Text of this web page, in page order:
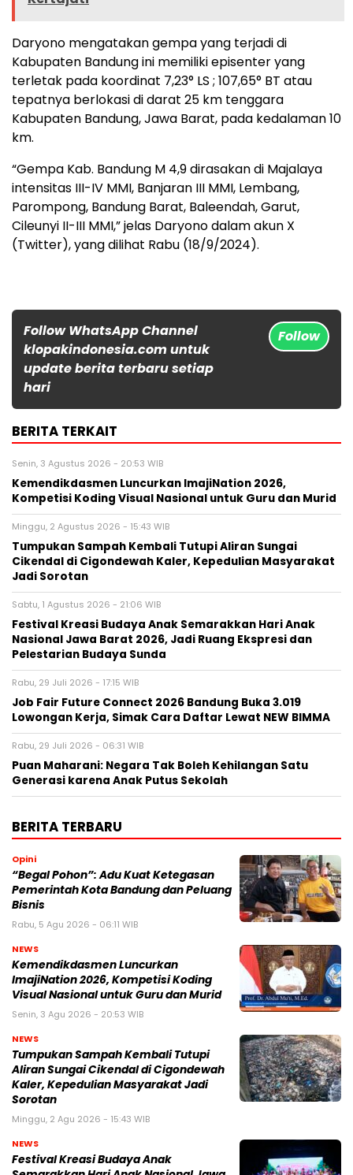
Daryono mengatakan gempa yang terjadi di
Kabupaten Bandung ini memiliki episenter yang
terletak pada koordinat 7,23° LS ; 107,65° BT atau
tepatnya berlokasi di darat 25 km tenggara
Kabupaten Bandung, Jawa Barat, pada kedalaman 10
km.
“Gempa Kab. Bandung M 4,9 dirasakan di Majalaya
intensitas III-IV MMI, Banjaran III MMI, Lembang,
Parompong, Bandung Barat, Baleendah, Garut,
Cileunyi II-III MMI,” jelas Daryono dalam akun X
(Twitter), yang dilihat Rabu (18/9/2024).
Follow WhatsApp Channel
klopakindonesia.com untuk
update berita terbaru setiap
hari
Follow
BERITA TERKAIT
Senin, 3 Agustus 2026 - 20:53 WIB
Kemendikdasmen Luncurkan ImajiNation 2026,
Kompetisi Koding Visual Nasional untuk Guru dan Murid
Minggu, 2 Agustus 2026 - 15:43 WIB
Tumpukan Sampah Kembali Tutupi Aliran Sungai
Cikendal di Cigondewah Kaler, Kepedulian Masyarakat
Jadi Sorotan
Sabtu, 1 Agustus 2026 - 21:06 WIB
Festival Kreasi Budaya Anak Semarakkan Hari Anak
Nasional Jawa Barat 2026, Jadi Ruang Ekspresi dan
Pelestarian Budaya Sunda
Rabu, 29 Juli 2026 - 17:15 WIB
Job Fair Future Connect 2026 Bandung Buka 3.019
Lowongan Kerja, Simak Cara Daftar Lewat NEW BIMMA
Rabu, 29 Juli 2026 - 06:31 WIB
Puan Maharani: Negara Tak Boleh Kehilangan Satu
Generasi karena Anak Putus Sekolah
BERITA TERBARU
Opini
“Begal Pohon”: Adu Kuat Ketegasan
Pemerintah Kota Bandung dan Peluang
Bisnis
Rabu, 5 Agu 2026 - 06:11 WIB
NEWS
Kemendikdasmen Luncurkan
ImajiNation 2026, Kompetisi Koding
Visual Nasional untuk Guru dan Murid
Senin, 3 Agu 2026 - 20:53 WIB
NEWS
Tumpukan Sampah Kembali Tutupi
Aliran Sungai Cikendal di Cigondewah
Kaler, Kepedulian Masyarakat Jadi
Sorotan
Minggu, 2 Agu 2026 - 15:43 WIB
NEWS
Festival Kreasi Budaya Anak